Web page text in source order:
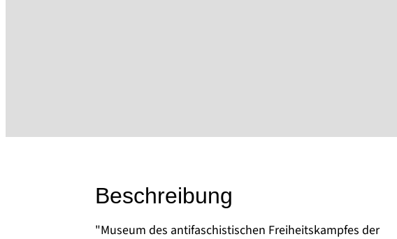
Beschreibung
"Museum des antifaschistischen Freiheitskampfes der